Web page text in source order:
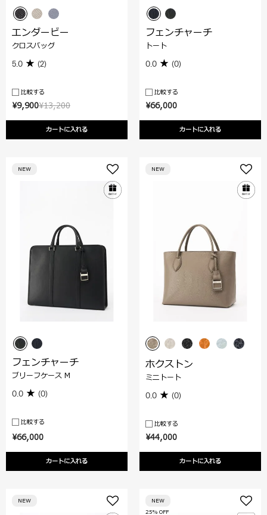
¥13,200
¥9,900
カートに入れる
エンダービー
クロスバッグ
5.0 (2)
比較する
¥66,000
カートに入れる
フェンチャーチ
トート
0.0 (0)
比較する
¥66,000
カートに入れる
NEW
フェンチャーチ
ブリーフケース M
0.0 (0)
比較する
¥44,000
カートに入れる
NEW
ホクストン
ミニトート
0.0 (0)
比較する
NEW
25% OFF
NEW